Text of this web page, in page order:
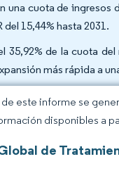
cuota de ingresos
15,44% hasta 2031.
de la cuota
más rápida a
este informe se
disponibles a
de